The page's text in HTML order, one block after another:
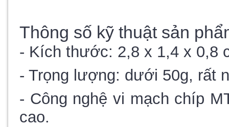
Thông số kỹ thuật sản
- Kích thước: 2,8 x 1,4 x 0,8
- Trọng lượng: dưới 50g, rất
- Công nghệ vi mạch chíp
cao.